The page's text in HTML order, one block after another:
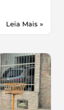
Leia Mais »